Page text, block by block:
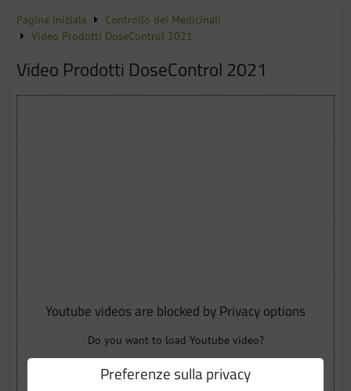
Pagina iniziale
Controllo dei Medicinali
Video Prodotti DoseControl 2021
Video Prodotti DoseControl 2021
Youtube videos are blocked by Privacy options
Do you want to load Youtube video?
Allow once
Preferenze sulla privacy